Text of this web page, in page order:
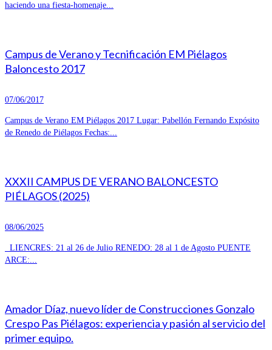
haciendo una fiesta-homenaje...
Campus de Verano y Tecnificación EM Piélagos
Baloncesto 2017
07/06/2017
Campus de Verano EM Piélagos 2017 Lugar: Pabellón Fernando Expósito
de Renedo de Piélagos Fechas:...
XXXII CAMPUS DE VERANO BALONCESTO
PIÉLAGOS (2025)
08/06/2025
LIENCRES: 21 al 26 de Julio RENEDO: 28 al 1 de Agosto PUENTE
ARCE:...
Amador Díaz, nuevo líder de Construcciones Gonzalo
Crespo Pas Piélagos: experiencia y pasión al servicio del
primer equipo.